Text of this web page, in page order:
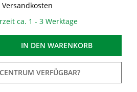
Versandkosten
ca. 1 - 3 Werktage
IN DEN WARENKORB
VERFÜGBAR?